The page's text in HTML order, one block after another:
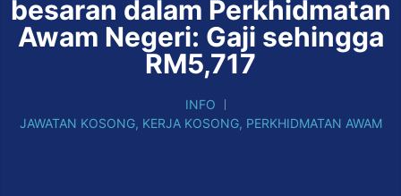
besaran dalam Perkhidmatan
Awam Negeri: Gaji sehingga
RM5,717
INFO
JAWATAN KOSONG, KERJA KOSONG, PERKHIDMATAN AWAM